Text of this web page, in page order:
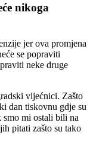
nikoga
jer ova promjena
se popraviti
neke druge
vijećnici. Zašto
dan tiskovnu gdje su
mi ostali bili na
pitati zašto su tako